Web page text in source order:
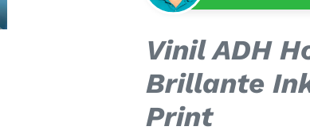
el
producto
a
tu
carrito
Vinil ADH
Brillante
Print